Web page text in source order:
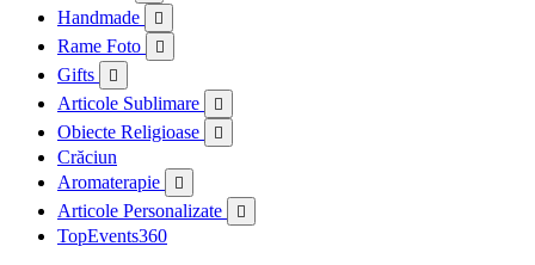
Handmade 
Rame Foto 
Gifts 
Articole Sublimare 
Obiecte Religioase 
Crăciun
Aromaterapie

Articole Personalizate 
TopEvents360